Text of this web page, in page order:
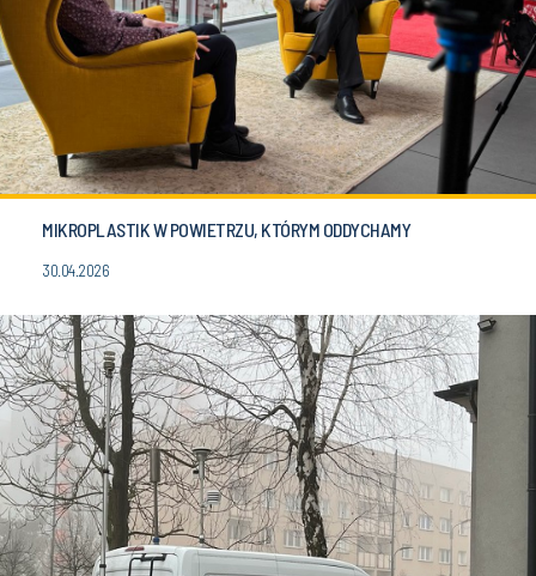
MIKROPLASTIK W POWIETRZU, KTÓRYM ODDYCHAMY
30.04.2026